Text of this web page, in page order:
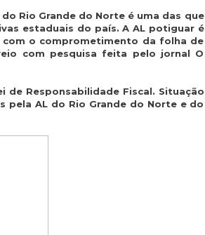
Rio Grande do Norte é uma das que
estaduais do país. A AL potiguar é
o comprometimento da folha de
com pesquisa feita pelo jornal O
Responsabilidade Fiscal. Situação
pela AL do Rio Grande do Norte e do